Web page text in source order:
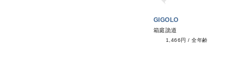
GIGOLO
箱庭詭道
1,466円 /全年齢